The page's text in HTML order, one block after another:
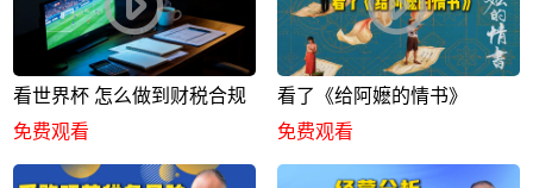
看世界杯 怎么做到财税合规
免费观看
看了《给阿嬷的情书》
免费观看